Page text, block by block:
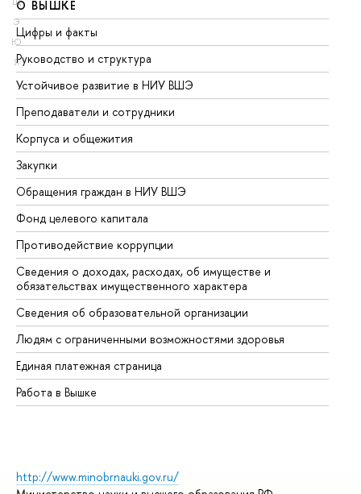
Э
Ю
Я
О ВЫШКЕ
Цифры и факты
Руководство и структура
Устойчивое развитие в НИУ ВШЭ
Преподаватели и сотрудники
Корпуса и общежития
Закупки
Обращения граждан в НИУ ВШЭ
Фонд целевого капитала
Противодействие коррупции
Сведения о доходах, расходах, об имуществе и
обязательствах имущественного характера
Сведения об образовательной организации
Людям с ограниченными возможностями здоровья
Единая платежная страница
Работа в Вышке
http://www.minobrnauki.gov.ru/